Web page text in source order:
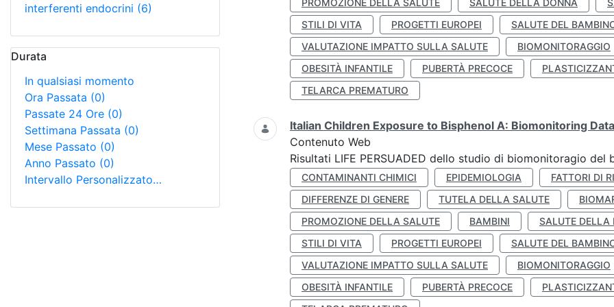
interferenti endocrini (6)
Durata
In qualsiasi momento
Ora Passata (0)
Passate 24 Ore (0)
Settimana Passata (0)
Mese Passato (0)
Anno Passato (0)
Intervallo Personalizzato…
PROMOZIONE DELLA SALUTE SALUTE DELLA DONNA
STILI DI VITA
PROGETTI EUROPEI
SALUTE DEL
VALUTAZIONE IMPATTO SULLA SALUTE
BIOMONITORAGGIO
OBESITÀ INFANTILE
PUBERTÀ PRECOCE
TELARCA PREMATURO
Italian Children Exposure to Bisphenol A: Biomonitoring
Contenuto Web
Risultati LIFE PERSUADED dello studio di biomonitoragio del
CONTAMINANTI CHIMICI EPIDEMIOLOGIA
FATTORI DI
DIFFERENZE DI GENERE
TUTELA DELLA SALUTE
PROMOZIONE DELLA SALUTE
BAMBINI
SALUTE DELLA
STILI DI VITA
PROGETTI EUROPEI
SALUTE DEL
VALUTAZIONE IMPATTO SULLA SALUTE
BIOMONITORAGGIO
OBESITÀ INFANTILE
PUBERTÀ PRECOCE